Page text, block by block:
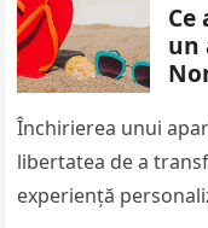
un
Închirierea unui
libertatea de a
experiență